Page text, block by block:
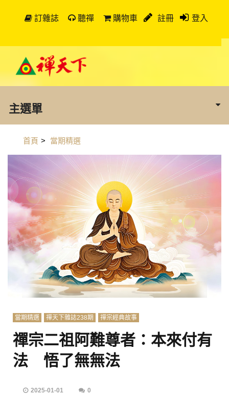
訂雜誌 聽禪 購物車 註冊 登入
主選單
首頁 > 當期精選
當期精選 禪天下雜誌238期 禪宗經典故事
禪宗二祖阿難尊者：本來付有
法 悟了無無法
2025-01-01 0